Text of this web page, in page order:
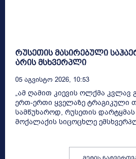
რუსეთის მასირებული
არის მსხვერპლი
05 Აგვისტო 2026, 10:53
„ამ ღამით კიევის ოლქმა კვლავ
ერთ-ერთი ყველაზე ტრაგიკული
სამწუხაროდ, რუსეთის დარტყმას
მოქალაქის სიცოცხლე